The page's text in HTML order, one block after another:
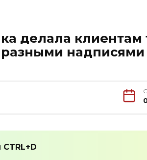
делала клиентам
надписями
CTRL+D